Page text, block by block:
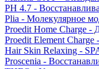
PH 4.7 -
Plia - Молекулярное
Proedit Home Charge -
Proedit Element
Hair Skin Relaxing -
Proscenia -